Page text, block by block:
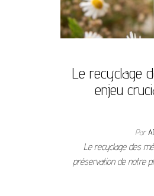
Le recyclage
enjeu
Par
Le recyclage des
préservation de notre